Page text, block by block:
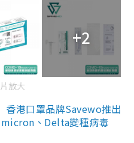
+2
放大
香港口罩品牌Savewo推出
、Delta變種病毒